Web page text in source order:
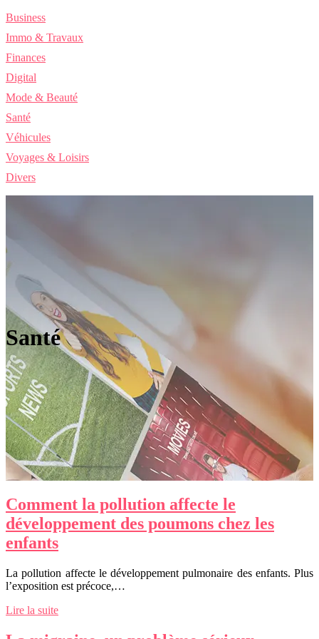
Business
Immo & Travaux
Finances
Digital
Mode & Beauté
Santé
Véhicules
Voyages & Loisirs
Divers
Santé
Comment la pollution affecte le
développement des poumons chez les
enfants
La pollution affecte le développement pulmonaire des enfants. Plus
l’exposition est précoce,…
Lire la suite